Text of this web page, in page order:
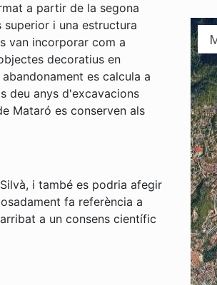
a partir de la segona
superior i una estructura
van incorporar com a
decoratius en
es calcula a
deu anys d'excavacions
Mataró es conserven als
i també es podria afegir
fa referència a
a un consens científic